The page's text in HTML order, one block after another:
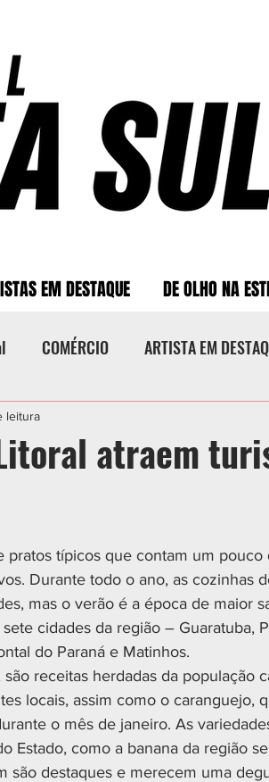
EM DESTAQUE DE OLHO NA
COMÉRCIO ARTISTA EM
CIDADES
atraem
leitura
pratos típicos que contam um pouco
Durante todo o ano, as cozinhas
mas o verão é a época de maior
cidades da região – Guaratuba,
do Paraná e Matinhos.
receitas herdadas da população
locais, assim como o caranguejo,
o mês de janeiro. As
Estado, como a banana da região
são destaques e merecem uma